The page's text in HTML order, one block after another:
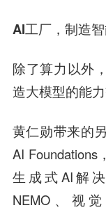
AI工厂，制造
除了算力以外
造大模型的能
黄仁勋带来的
AI
生成式AI解
NEMO、视